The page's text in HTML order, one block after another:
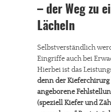
– der Weg zu
Lächeln
Selbstverständlich
Eingriffe auch bei
Hierbei ist das
denn der
angeborene
(speziell Kiefer und